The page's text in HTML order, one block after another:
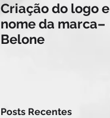
Criação do logo e
nome da marca–
Belone
Posts Recentes